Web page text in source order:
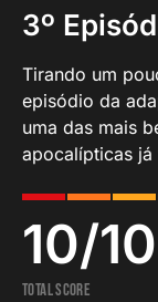
3º
Tirando um
episódio da
uma das mais
apocalípticas já
10/10
Total Score